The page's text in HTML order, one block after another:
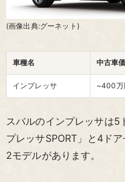
(画像出典:グーネット)
車種名 中古車
インプレッサ ~400万
スバルのインプレッサは5
プレッサSPORT」と4ド
2モデルがあります。